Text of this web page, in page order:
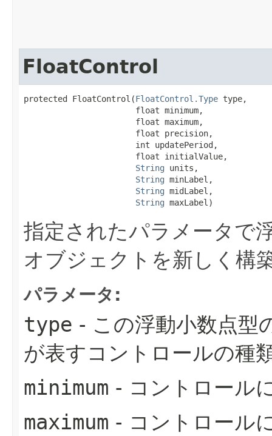
FloatControl
protected FloatControl​(FloatControl.Type type,
                       float minimum,
                       float maximum,
                       float precision,
                       int updatePeriod,
                       float initialValue,
String units,
String minLabel,
String midLabel,
String maxLabel)
指定されたパラメータで
オブジェクトを新しく構
パラメータ:
type - この浮動小数点型
が表すコントロールの種
minimum - コントロール
maximum - コントロール